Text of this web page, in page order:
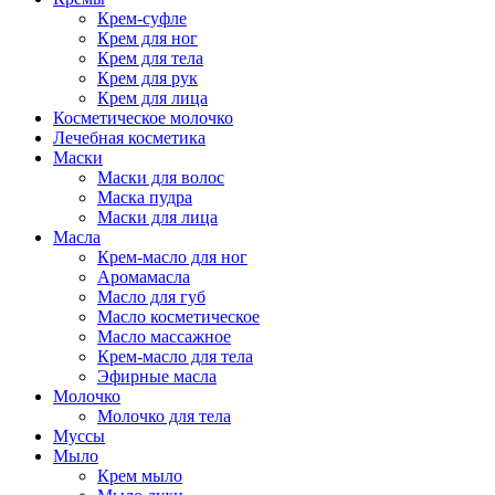
Крем-суфле
Крем для ног
Крем для тела
Крем для рук
Крем для лица
Косметическое молочко
Лечебная косметика
Маски
Маски для волос
Маска пудра
Маски для лица
Масла
Крем-масло для ног
Аромамасла
Масло для губ
Масло косметическое
Масло массажное
Крем-масло для тела
Эфирные масла
Молочко
Молочко для тела
Муссы
Мыло
Крем мыло